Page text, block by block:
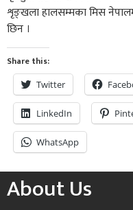
शृङ्खला हालसम्मका मिस
छिन ।
Share this:
Twitter
LinkedIn
WhatsApp
About Us